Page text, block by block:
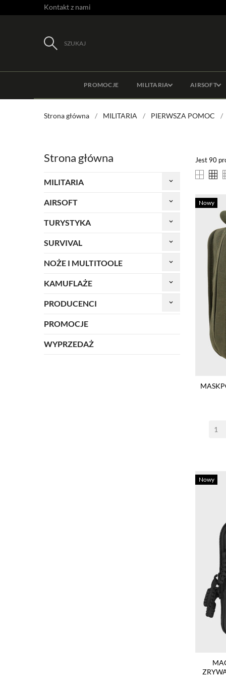
Kontakt z nami
SZUKAJ
PROMOCJE MILITARIA AIRSOFT
Strona główna MILITARIA PIERWSZA POMOC
Strona główna
MILITARIA keyboard_arrow_down
AIRSOFT keyboard_arrow_down
TURYSTYKA keyboard_arrow_down
SURVIVAL keyboard_arrow_down
NOŻE I MULTITOOLE keyboard_arrow_down
KAMUFLAŻE keyboard_arrow_down
PRODUCENCI keyboard_arrow_down
PROMOCJE
WYPRZEDAŻ
Jest 90
Nowy
Nowy